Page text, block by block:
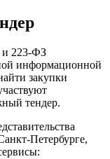
и 223-ФЗ
информационной
закупки
тендер.
Петербурге,